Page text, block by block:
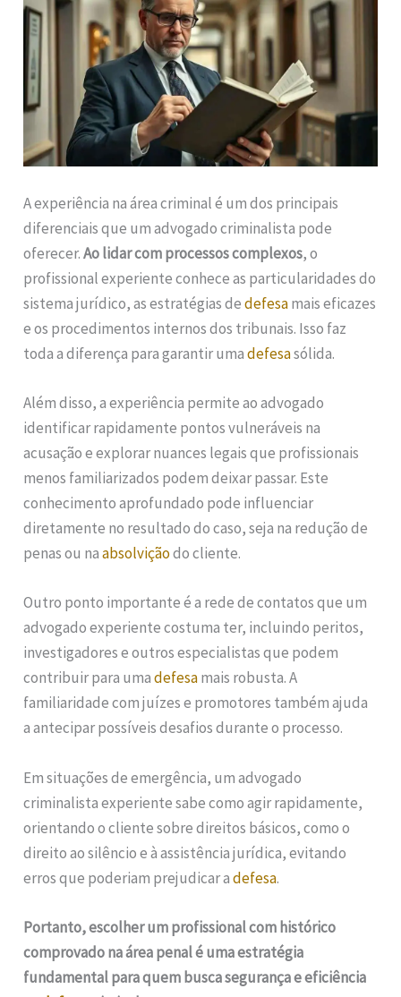
A experiência na área criminal é um dos principais
diferenciais que um advogado criminalista pode
oferecer.Ao lidar com processos complexos, o
profissional experiente conhece as particularidades do
sistema jurídico, as estratégias dedefesamais eficazes
e os procedimentos internos dos tribunais. Isso faz
toda a diferença para garantir umadefesasólida.
Além disso, a experiência permite ao advogado
identificar rapidamente pontos vulneráveis na
acusação e explorar nuances legais que profissionais
menos familiarizados podem deixar passar. Este
conhecimento aprofundado pode influenciar
diretamente no resultado do caso, seja na redução de
penas ou naabsolviçãodo cliente.
Outro ponto importante é a rede de contatos que um
advogado experiente costuma ter, incluindo peritos,
investigadores e outros especialistas que podem
contribuir para umadefesamais robusta. A
familiaridade com juízes e promotores também ajuda
a antecipar possíveis desafios durante o processo.
Em situações de emergência, um advogado
criminalista experiente sabe como agir rapidamente,
orientando o cliente sobre direitos básicos, como o
direito ao silêncio e à assistência jurídica, evitando
erros que poderiam prejudicar adefesa.
Portanto, escolher um profissional com histórico
comprovado na área penal é uma estratégia
fundamental para quem busca segurança e eficiência